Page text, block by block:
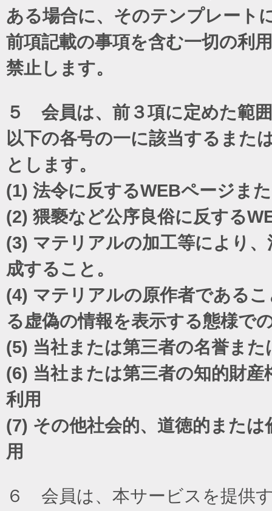
ある場合に、そのテンプレート
前項記載の事項を含む一切の利
禁止します。
５ 会員は、前３項に定めた範
以下の各号の一に該当するまた
とします。
(1) 法令に反するWEBページま
(2) 猥褻など公序良俗に反する
(3) マテリアルの加工等により
成すること。
(4) マテリアルの原作者である
る虚偽の情報を表示する態様で
(5) 当社または第三者の名誉ま
(6) 当社または第三者の知的財
利用
(7) その他社会的、道徳的また
用
６ 会員は、本サービスを提供